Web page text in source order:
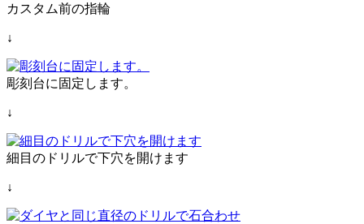
カスタム前の指輪
↓
彫刻台に固定します。
↓
細目のドリルで下穴を開けます
↓